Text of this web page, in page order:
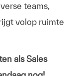
teams,
volop ruimte
als Sales